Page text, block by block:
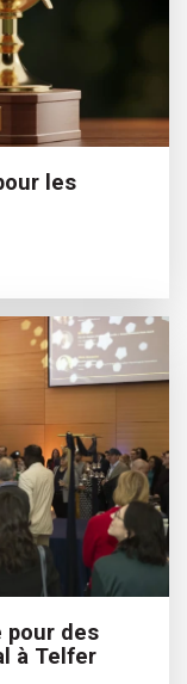
les
pour des
à Telfer